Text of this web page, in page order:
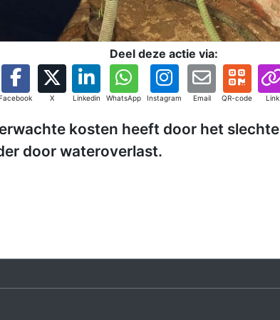
Deel deze actie via:
X Linkedin WhatsApp Instagram Email QR-code Link
kosten heeft door het slechte
door wateroverlast.